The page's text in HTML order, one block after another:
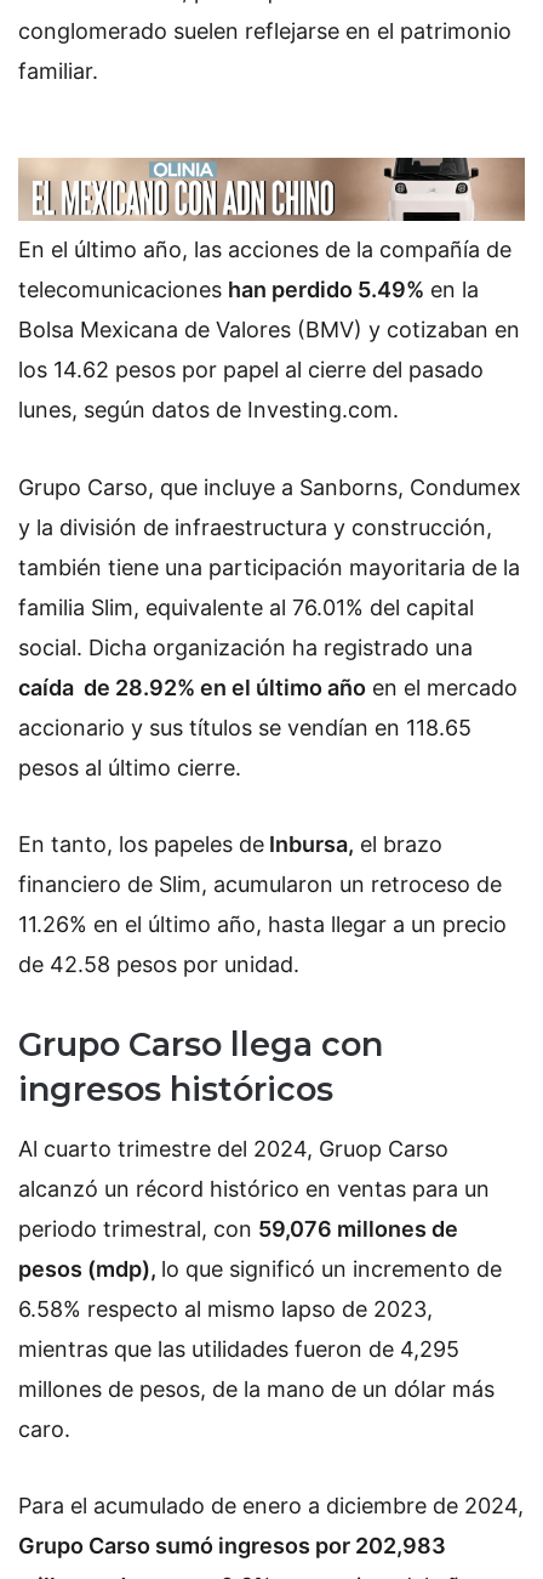
conglomerado suelen reflejarse en el patrimonio
familiar.
En el último año, las acciones de la compañía de
telecomunicaciones han perdido 5.49% en la
Bolsa Mexicana de Valores (BMV) y cotizaban en
los 14.62 pesos por papel al cierre del pasado
lunes, según datos de Investing.com.
Grupo Carso, que incluye a Sanborns, Condumex
y la división de infraestructura y construcción,
también tiene una participación mayoritaria de la
familia Slim, equivalente al 76.01% del capital
social. Dicha organización ha registrado una
caída de 28.92% en el último año en el mercado
accionario y sus títulos se vendían en 118.65
pesos al último cierre.
En tanto, los papeles de Inbursa, el brazo
financiero de Slim, acumularon un retroceso de
11.26% en el último año, hasta llegar a un precio
de 42.58 pesos por unidad.
Grupo Carso llega con
ingresos históricos
Al cuarto trimestre del 2024, Gruop Carso
alcanzó un récord histórico en ventas para un
periodo trimestral, con 59,076 millones de
pesos (mdp), lo que significó un incremento de
6.58% respecto al mismo lapso de 2023,
mientras que las utilidades fueron de 4,295
millones de pesos, de la mano de un dólar más
caro.
Para el acumulado de enero a diciembre de 2024,
Grupo Carso sumó ingresos por 202,983